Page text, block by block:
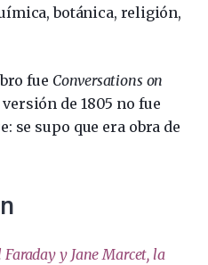
botánica, religión,
fue Conversations on
de 1805 no fue
se supo que era obra de
y Jane Marcet, la